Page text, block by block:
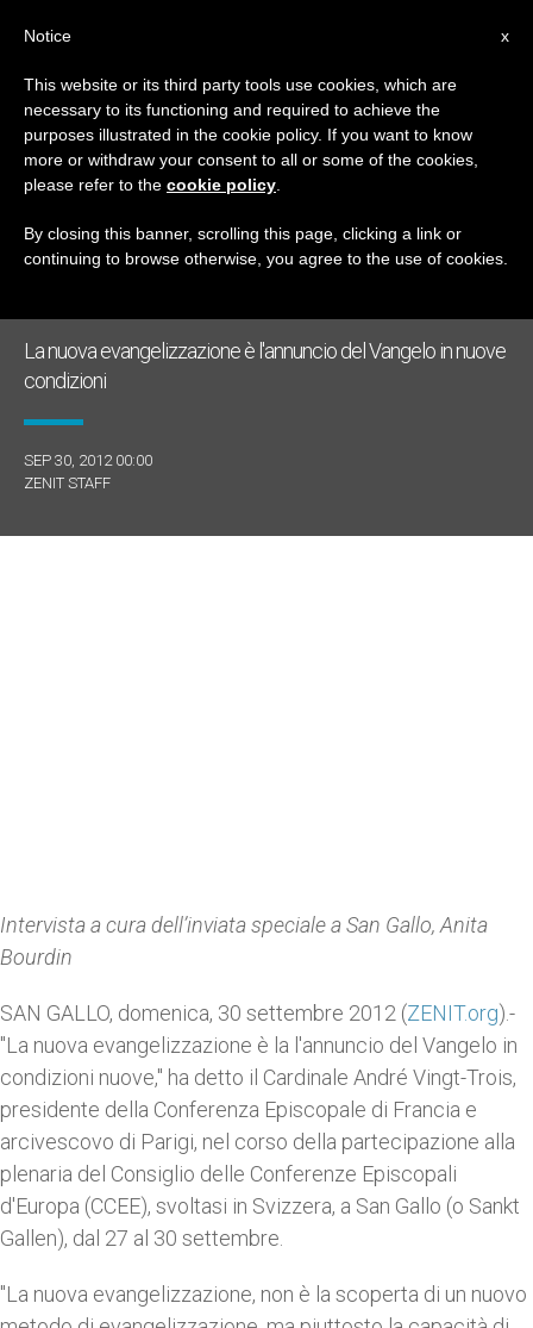
MESE
Settembre, 2012
ULTIME NOTIZIE
La nuova evangelizzazione è l'annuncio del Vangelo in nuove
condizioni
SEP 30, 2012 00:00
ZENIT STAFF
Intervista a cura dell’inviata speciale a San Gallo, Anita
Bourdin
SAN GALLO, domenica, 30 settembre 2012 (ZENIT.org).-
"La nuova evangelizzazione è la l'annuncio del Vangelo in
condizioni nuove," ha detto il Cardinale André Vingt-Trois,
presidente della Conferenza Episcopale di Francia e
arcivescovo di Parigi, nel corso della partecipazione alla
plenaria del Consiglio delle Conferenze Episcopali
d'Europa (CCEE), svoltasi in Svizzera, a San Gallo (o Sankt
Gallen), dal 27 al 30 settembre.
"La nuova evangelizzazione, non è la scoperta di un nuovo
x
Notice
This website or its third party tools use cookies, which are
necessary to its functioning and required to achieve the
purposes illustrated in the cookie policy. If you want to know
more or withdraw your consent to all or some of the cookies,
please refer to the cookie policy
By closing this banner, scrolling this page, clicking a link or
continuing to browse otherwise, you agree to the use of cookies.